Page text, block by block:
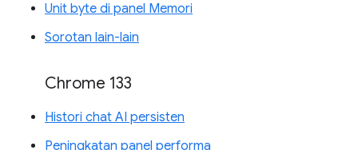
Unit byte di panel Memori
Sorotan lain-lain
Chrome 133
Histori chat AI persisten
Peningkatan panel performa